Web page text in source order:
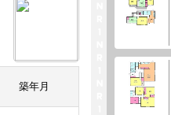
築年月